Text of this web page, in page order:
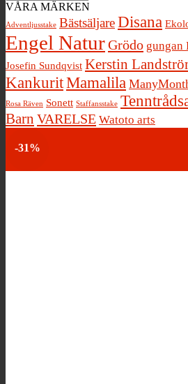
VÅRA MÄRKEN
Adventljusstake BästsäljareDisana
Engel NaturGrödo gungan
Josefin Sundqvist Kerstin
KankuritMamalila
Rosa Räven Sonett Staffansstake
Barn VARELSE Watoto arts
-31%